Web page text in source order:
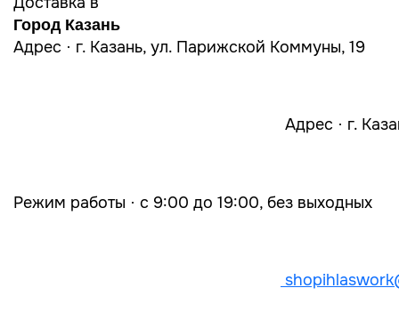
Город Казань
Адрес · г. Казань, ул. Парижской Коммуны, 19
Адрес · г.
Режим работы · с 9:00 до 19:00, без выходных